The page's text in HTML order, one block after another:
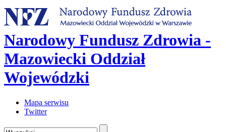
Narodowy Fundusz Zdrowia -
Mazowiecki Oddział
Wojewódzki
Mapa serwisu
Twitter